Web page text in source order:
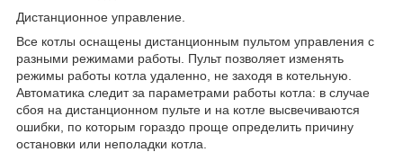
Дистанционное управление.
Все котлы оснащены дистанционным пультом управления с
разными режимами работы. Пульт позволяет изменять
режимы работы котла удаленно, не заходя в котельную.
Автоматика следит за параметрами работы котла: в случае
сбоя на дистанционном пульте и на котле высвечиваются
ошибки, по которым гораздо проще определить причину
остановки или неполадки котла.